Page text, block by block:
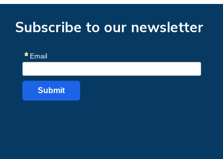
Subscribe to our newsletter